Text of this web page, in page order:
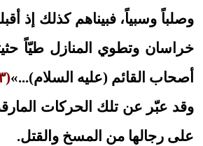
وصلباً وسبياً، فبيناهم كذلك إذ
خراسان وتطوي المنازل طيّاً
أصحاب القائم (عليه السلام)...»(٣)
وقد عبّر عن تلك الحركات المارقة
على رجالها من المسخ والقتل.